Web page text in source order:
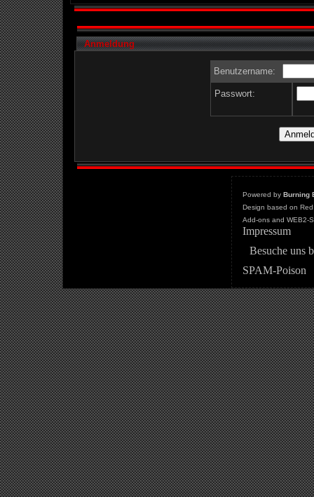
Anmeldung
Benutzername:
Passwort:
Powered by Burning
Design based on
Add-ons and WEB2-
Impressum
Besuche uns
SPAM-Poison